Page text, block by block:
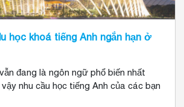
học khoá tiếng Anh ngắn hạn ở
vẫn đang là ngôn ngữ phổ biến nhất
nhu cầu học tiếng Anh của các bạn